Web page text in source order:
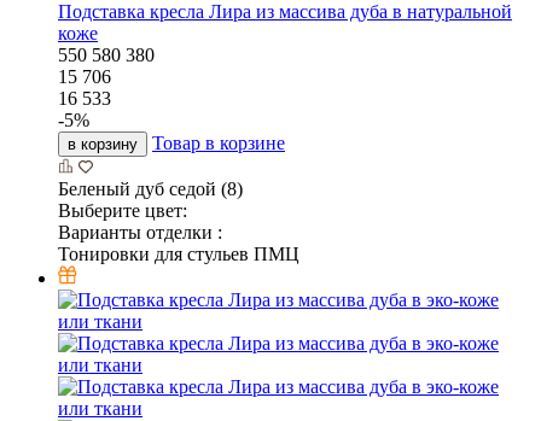
Подставка кресла Лира из массива дуба в натуральной
коже
550 580 380
15 706
16 533
-5%
в корзину Товар в корзине
Беленый дуб седой (8)
Выберите цвет:
Варианты отделки :
Тонировки для стульев ПМЦ